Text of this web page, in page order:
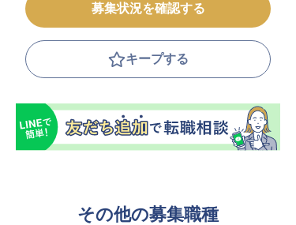
募集状況を確認する
キープする
その他の募集職種